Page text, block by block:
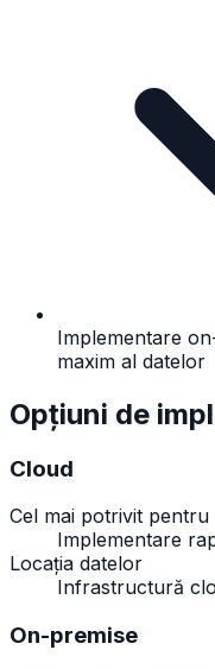
Implementare
maxim al datelor
Opțiuni de
Cloud
Cel mai potrivit pentru
Implementare
Locația datelor
Infrastructură
On-premise